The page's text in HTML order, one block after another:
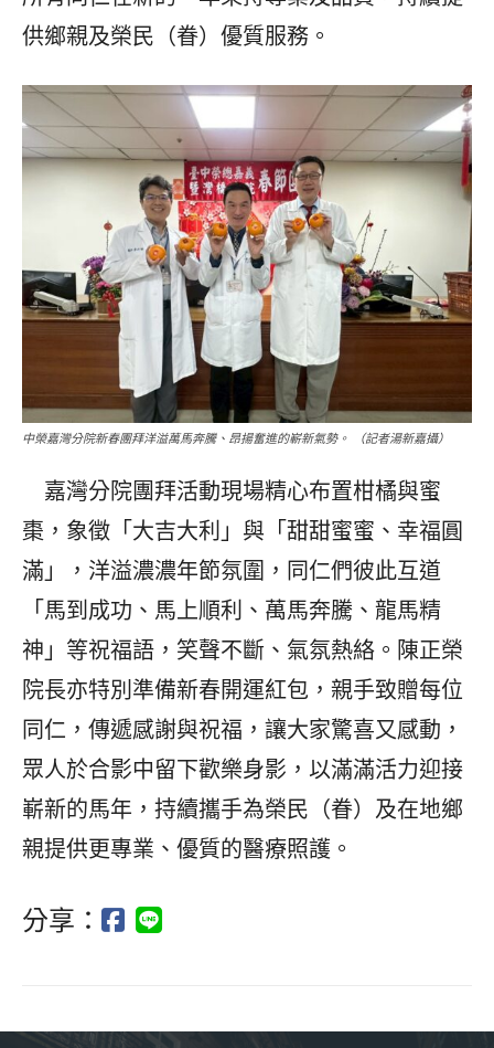
供鄉親及榮民（眷）優質服務。
中榮嘉灣分院新春團拜洋溢萬馬奔騰、昂揚奮進的嶄新氣勢。 （記者湯新嘉攝）
嘉灣分院團拜活動現場精心布置柑橘與蜜
棗，象徵「大吉大利」與「甜甜蜜蜜、幸福圓
滿」，洋溢濃濃年節氛圍，同仁們彼此互道
「馬到成功、馬上順利、萬馬奔騰、龍馬精
神」等祝福語，笑聲不斷、氣氛熱絡。陳正榮
院長亦特別準備新春開運紅包，親手致贈每位
同仁，傳遞感謝與祝福，讓大家驚喜又感動，
眾人於合影中留下歡樂身影，以滿滿活力迎接
嶄新的馬年，持續攜手為榮民（眷）及在地鄉
親提供更專業、優質的醫療照護。
分享：